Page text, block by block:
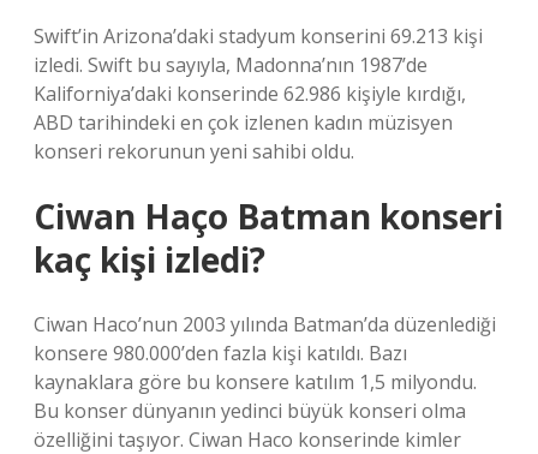
Swift’in Arizona’daki stadyum konserini 69.213 kişi
izledi. Swift bu sayıyla, Madonna’nın 1987’de
Kaliforniya’daki konserinde 62.986 kişiyle kırdığı,
ABD tarihindeki en çok izlenen kadın müzisyen
konseri rekorunun yeni sahibi oldu.
Ciwan Haço Batman konseri
kaç kişi izledi?
Ciwan Haco’nun 2003 yılında Batman’da düzenlediği
konsere 980.000’den fazla kişi katıldı. Bazı
kaynaklara göre bu konsere katılım 1,5 milyondu.
Bu konser dünyanın yedinci büyük konseri olma
özelliğini taşıyor. Ciwan Haco konserinde kimler